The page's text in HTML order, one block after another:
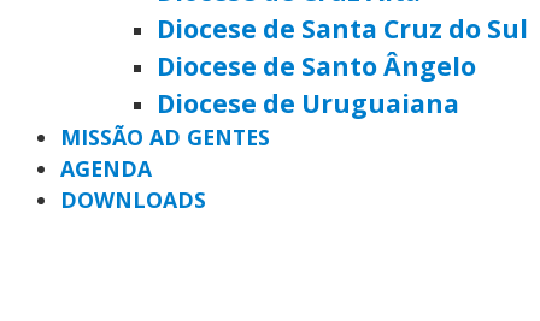
Diocese de Santa Cruz do Sul
Diocese de Santo Ângelo
Diocese de Uruguaiana
MISSÃO AD GENTES
AGENDA
DOWNLOADS